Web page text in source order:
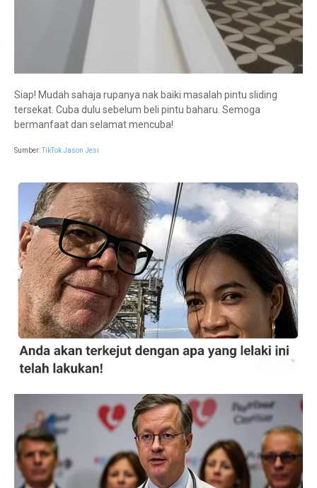
Siap! Mudah sahaja rupanya nak baiki masalah pintu sliding
tersekat. Cuba dulu sebelum beli pintu baharu. Semoga
bermanfaat dan selamat mencuba!
Sumber:TikTok Jason Jesi